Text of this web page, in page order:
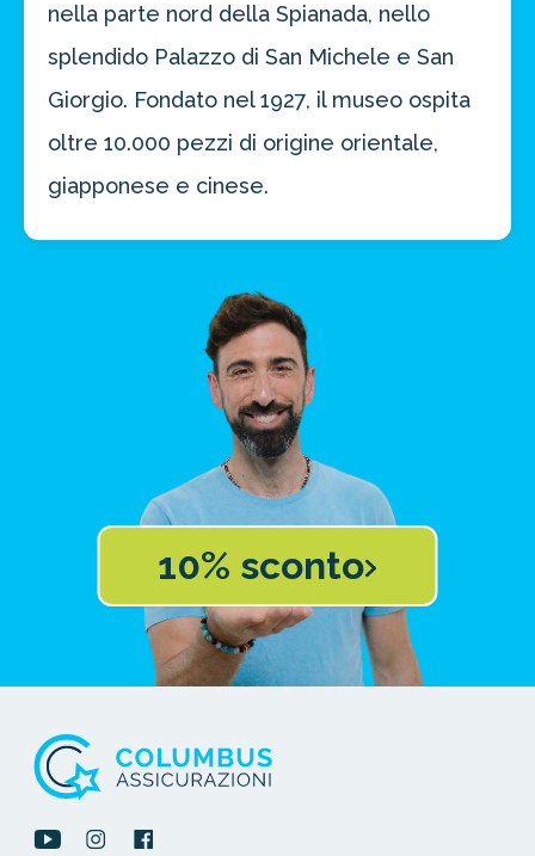
nella parte nord della Spianada, nello
splendido Palazzo di San Michele e San
Giorgio. Fondato nel 1927, il museo ospita
oltre 10.000 pezzi di origine orientale,
giapponese e cinese.
10% sconto